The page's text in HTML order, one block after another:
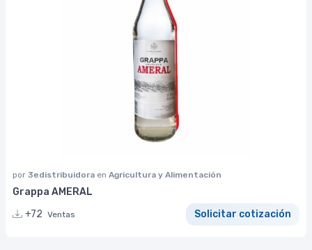
por 3edistribuidora en Agricultura y Alimentación
Grappa AMERAL
+72 Ventas Solicitar cotización